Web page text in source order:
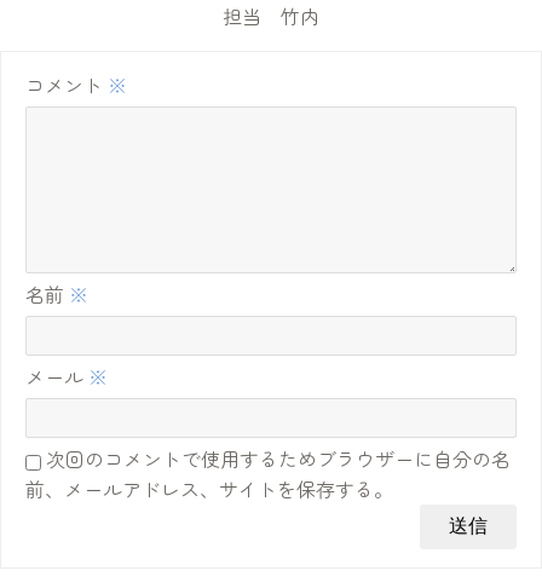
担当 竹内
コメント ※
名前 ※
メール ※
次回のコメントで使用するためブラウザーに自分の名
前、メールアドレス、サイトを保存する。